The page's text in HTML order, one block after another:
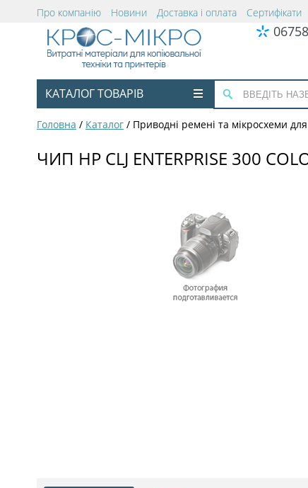
Про компанію Новини Доставка і оплата Сертифікати
КАТАЛОГ ТОВАРІВ
Головна / Каталог / Приводні ремені та мікросхеми
ЧИП HP CLJ ENTERPRISE 300